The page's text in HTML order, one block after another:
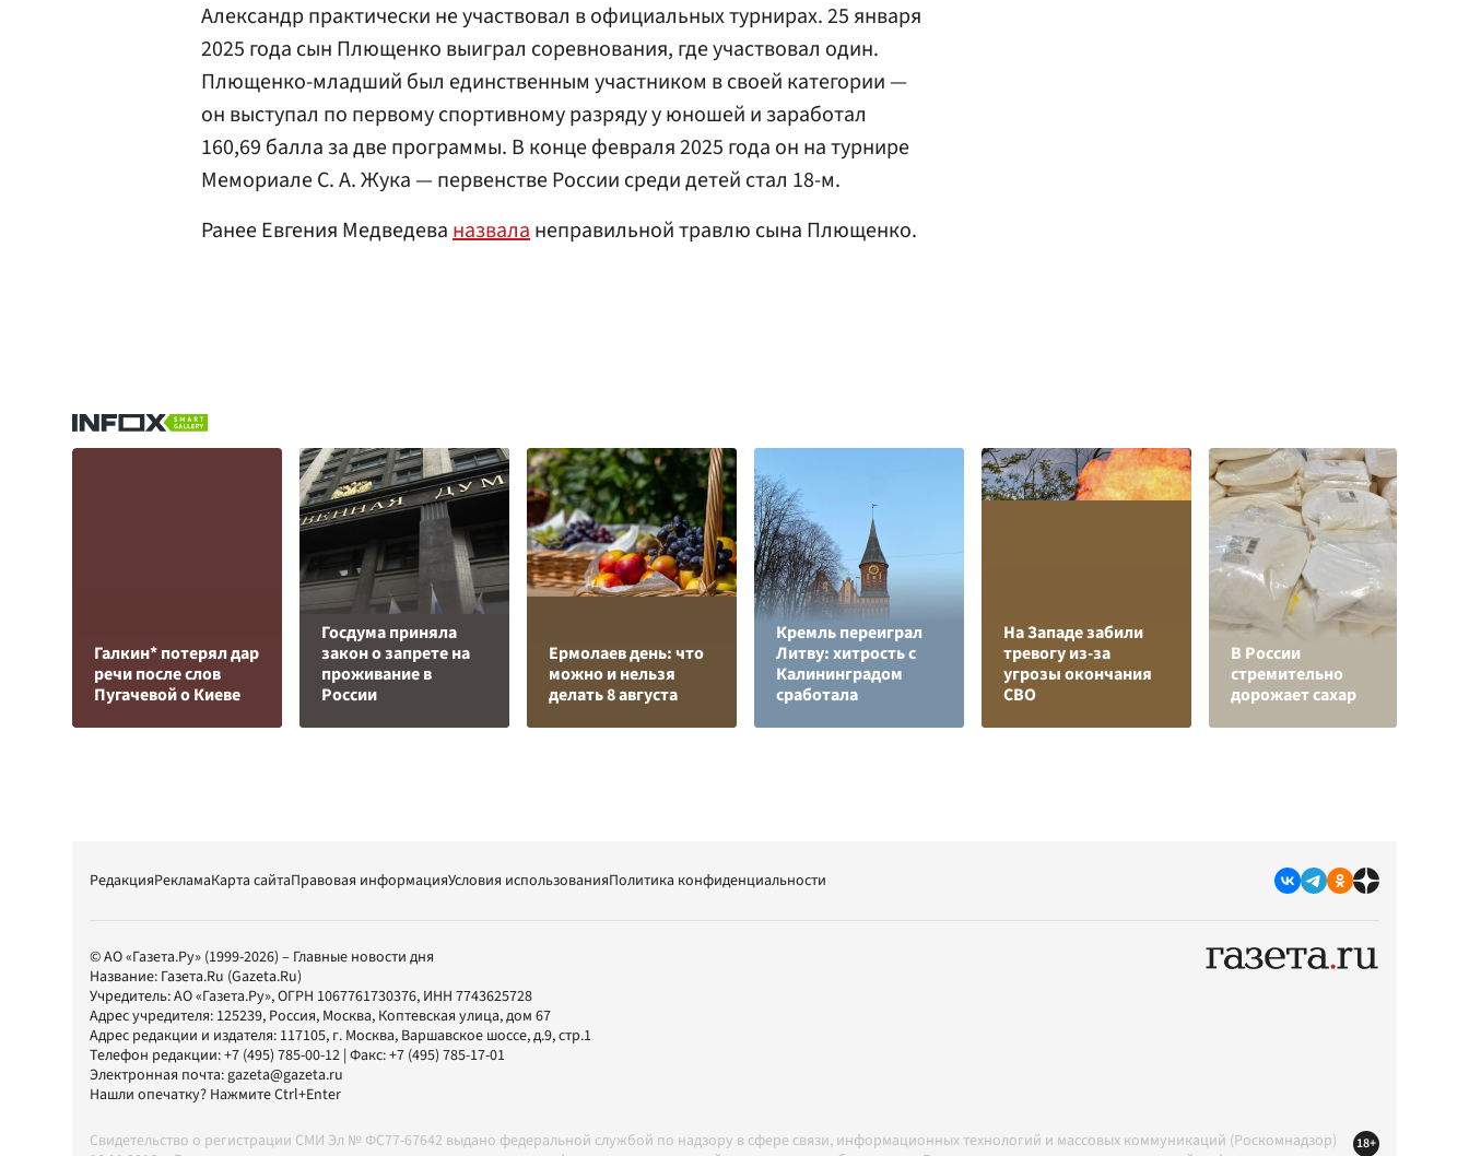
Александр практически не участвовал в официальных турнирах. 25 января
2025 года сын Плющенко выиграл соревнования, где участвовал один.
Плющенко-младший был единственным участником в своей категории —
он выступал по первому спортивному разряду у юношей и заработал
160,69 балла за две программы. В конце февраля 2025 года он на турнире
Мемориале С. А. Жука — первенстве России среди детей стал 18-м.
Ранее Евгения Медведеваназваланеправильной травлю сына Плющенко.
Галкин* потерял дар
речи после слов
Пугачевой о Киеве
Госдума приняла
закон о запрете на
проживание в
России
Ермолаев день: что
можно и нельзя
делать 8 августа
Кремль переиграл
Литву: хитрость с
Калининградом
сработала
На Западе забили
тревогу из-за
угрозы окончания
СВО
В России
стремительно
дорожает сахар
РедакцияРекламаКарта сайтаПравовая информацияУсловия использованияПолитика конфиденциальности
© АО «Газета.Ру» (1999-2026) – Главные новости дня
Название: Газета.Ru (Gazeta.Ru)
Учредитель:АО «Газета.Ру», ОГРН 1067761730376, ИНН 7743625728
Адрес учредителя: 125239, Россия, Москва, Коптевская улица, дом 67
Адрес редакции и издателя: 117105, г. Москва, Варшавское шоссе, д.9, стр.1
Телефон редакции:+7 (495) 785-00-12 | Факс:+7 (495) 785-17-01
Электронная почта:gazeta@gazeta.ru
Нашли опечатку? Нажмите Ctrl+Enter
Свидетельство о регистрации СМИ Эл № ФС77-67642 выдано федеральной службой по надзору в сфере связи, информационных технологий и массовых коммуникаций (Роскомнадзор)
18+